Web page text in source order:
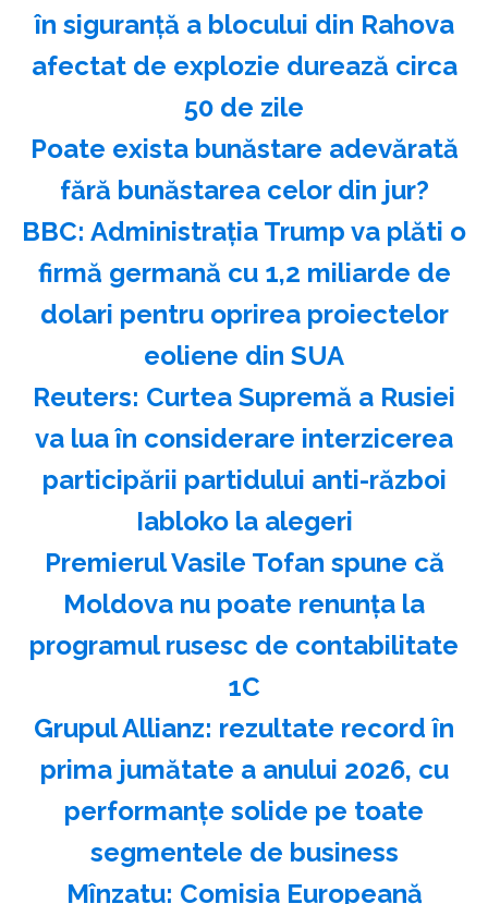
în siguranţă a blocului din Rahova
afectat de explozie durează circa
50 de zile
Poate exista bunăstare adevărată
fără bunăstarea celor din jur?
BBC: Administraţia Trump va plăti o
firmă germană cu 1,2 miliarde de
dolari pentru oprirea proiectelor
eoliene din SUA
Reuters: Curtea Supremă a Rusiei
va lua în considerare interzicerea
participării partidului anti-război
Iabloko la alegeri
Premierul Vasile Tofan spune că
Moldova nu poate renunţa la
programul rusesc de contabilitate
1C
Grupul Allianz: rezultate record în
prima jumătate a anului 2026, cu
performanțe solide pe toate
segmentele de business
Mînzatu: Comisia Europeană